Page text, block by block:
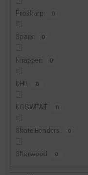
Prosharp 0
Sparx 0
Knapper 0
NHL 0
NOSWEAT 0
Skate Fenders 0
Sherwood 0